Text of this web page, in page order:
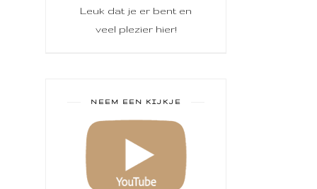
Leuk dat je er bent en
veel plezier hier!
NEEM EEN KIJKJE